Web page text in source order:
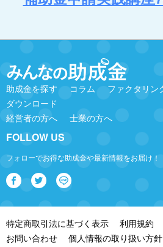
助成金を探す コラム ファクタリン
ダウンロード
経営者の方へ
士業の方へ
FOLLOW US
フォローでお得な助成金や最新情報をお届け！
特定商取引法に基づく表示
利用規約
お問い合わせ
個人情報の取り扱い方針